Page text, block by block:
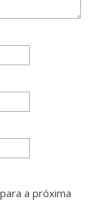
a próxima